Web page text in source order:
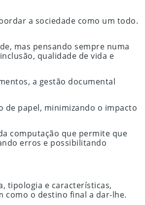
a sociedade como um todo.
mas pensando sempre numa
qualidade de vida e
a gestão documental
de papel, minimizando o impacto
computação que permite que
erros e possibilitando
tipologia e características,
como o destino final a dar-lhe.